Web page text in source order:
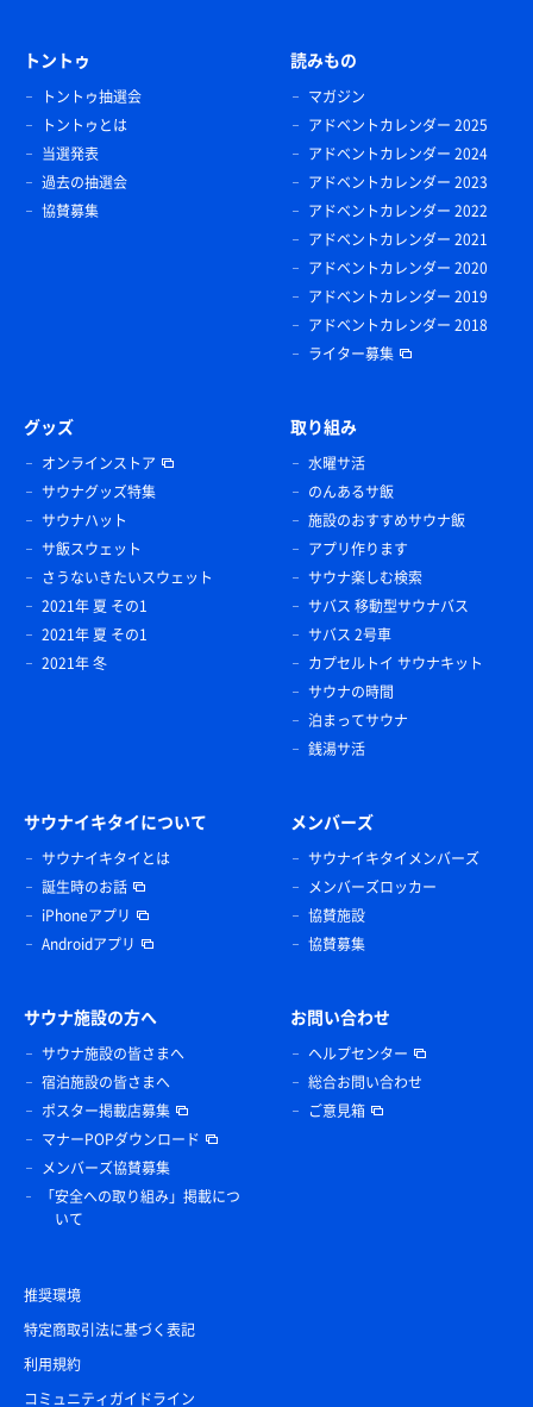
トントゥ
トントゥ抽選会
トントゥとは
当選発表
過去の抽選会
協賛募集
読みもの
マガジン
アドベントカレンダー 2025
アドベントカレンダー 2024
アドベントカレンダー 2023
アドベントカレンダー 2022
アドベントカレンダー 2021
アドベントカレンダー 2020
アドベントカレンダー 2019
アドベントカレンダー 2018
ライター募集
グッズ
オンラインストア
サウナグッズ特集
サウナハット
サ飯スウェット
さうないきたいスウェット
2021年 夏 その1
2021年 夏 その1
2021年 冬
取り組み
水曜サ活
のんあるサ飯
施設のおすすめサウナ飯
アプリ作ります
サウナ楽しむ検索
サバス 移動型サウナバス
サバス 2号車
カプセルトイ サウナキット
サウナの時間
泊まってサウナ
銭湯サ活
サウナイキタイについて
サウナイキタイとは
誕生時のお話
iPhoneアプリ
Androidアプリ
メンバーズ
サウナイキタイメンバーズ
メンバーズロッカー
協賛施設
協賛募集
サウナ施設の方へ
サウナ施設の皆さまへ
宿泊施設の皆さまへ
ポスター掲載店募集
マナーPOPダウンロード
メンバーズ協賛募集
「安全への取り組み」掲載につ
いて
お問い合わせ
ヘルプセンター
総合お問い合わせ
ご意見箱
推奨環境
特定商取引法に基づく表記
利用規約
コミュニティガイドライン